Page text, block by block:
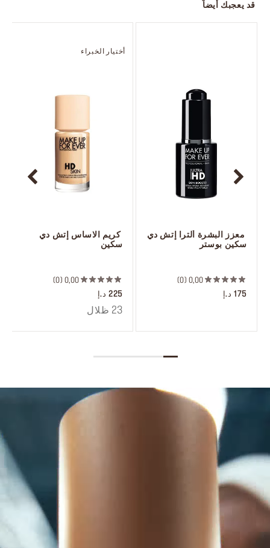
قد يعجبك أيضاً
أختيار الخبراء
سكين
0,00
0
225 د.إ
23 ظلال
سكين بوستر
0,00
0
175 د.إ